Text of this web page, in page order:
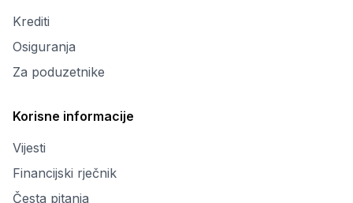
Krediti
Osiguranja
Za poduzetnike
Korisne informacije
Vijesti
Financijski rječnik
Česta pitanja